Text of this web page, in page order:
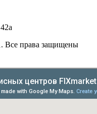
Все права защищены